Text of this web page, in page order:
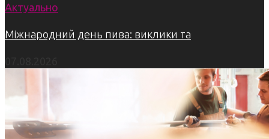
Актуально
Міжнародний день пива: виклики та